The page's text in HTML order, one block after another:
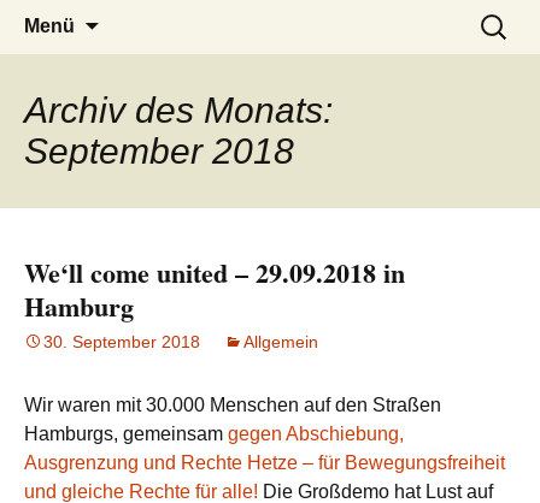
burak
Menü
Suchen
nach:
Archiv des Monats:
September 2018
We‘ll come united – 29.09.2018 in
Hamburg
30. September 2018 Allgemein
Wir waren mit 30.000 Menschen auf den Straßen
Hamburgs, gemeinsam gegen Abschiebung,
Ausgrenzung und Rechte Hetze – für Bewegungsfreiheit
und gleiche Rechte für alle! Die Großdemo hat Lust auf